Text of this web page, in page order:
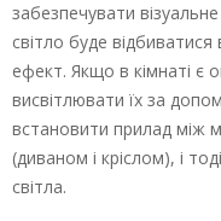
забезпечувати
світло буде відбиватися
ефект. Якщо в кімнаті є
висвітлювати їх за
встановити прилад між
(диваном і кріслом), і
світла.